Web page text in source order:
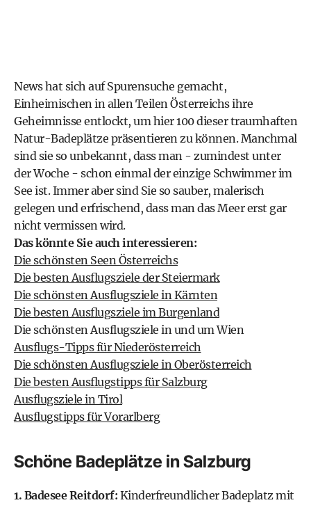
News hat sich auf Spurensuche gemacht,
Einheimischen in allen Teilen Österreichs ihre
Geheimnisse entlockt, um hier 100 dieser traumhaften
Natur-Badeplätze präsentieren zu können. Manchmal
sind sie so unbekannt, dass man - zumindest unter
der Woche - schon einmal der einzige Schwimmer im
See ist. Immer aber sind Sie so sauber, malerisch
gelegen und erfrischend, dass man das Meer erst gar
nicht vermissen wird.
Das könnte Sie auch interessieren:
Die schönsten Seen Österreichs
Die besten Ausflugsziele der Steiermark
Die schönsten Ausflugsziele in Kärnten
Die besten Ausflugsziele im Burgenland
Die schönsten Ausflugsziele in und um Wien
Ausflugs-Tipps für Niederösterreich
Die schönsten Ausflugsziele in Oberösterreich
Die besten Ausflugstipps für Salzburg
Ausflugsziele in Tirol
Ausflugstipps für Vorarlberg
Schöne Badeplätze in Salzburg
1. Badesee Reitdorf: Kinderfreundlicher Badeplatz mit